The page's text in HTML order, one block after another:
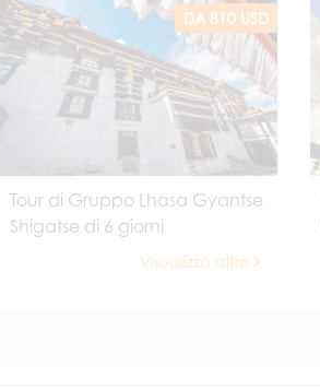
DA 810 USD
Tour di Gruppo Lhasa Gyantse
Shigatse di 6 giorni
Visualizza altro